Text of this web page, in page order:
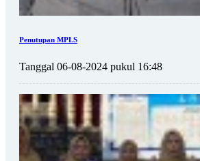
Penutupan MPLS
Tanggal 06-08-2024 pukul 16:48